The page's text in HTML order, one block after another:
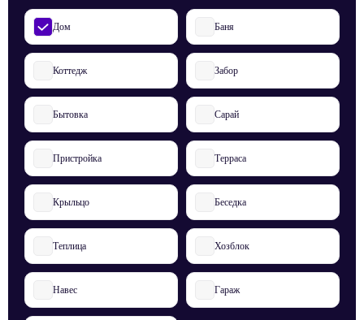
Дом Баня
Коттедж Забор
Бытовка Сарай
Пристройка Терраса
Крыльцо Беседка
Теплица Хозблок
Навес Гараж